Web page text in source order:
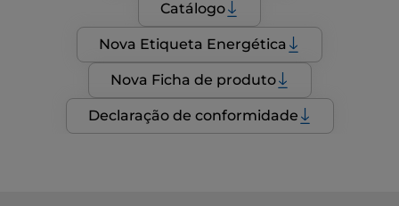
Catálogo
Nova Etiqueta Energética
Nova Ficha de produto
Declaração de conformidade